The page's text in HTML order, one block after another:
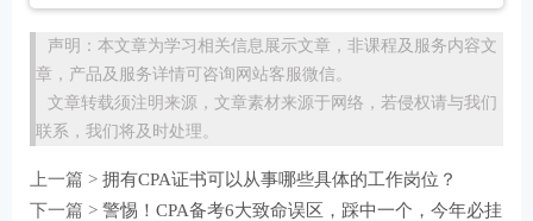
声明：本文章为学习相关信息展示文章，非课程及服务内容文
章，产品及服务详情可咨询网站客服微信。
文章转载须注明来源，文章素材来源于网络，若侵权请与我们
联系，我们将及时处理。
上一篇 > 拥有CPA证书可以从事哪些具体的工作岗位？
下一篇 > 警惕！CPA备考6大致命误区，踩中一个，今年必挂